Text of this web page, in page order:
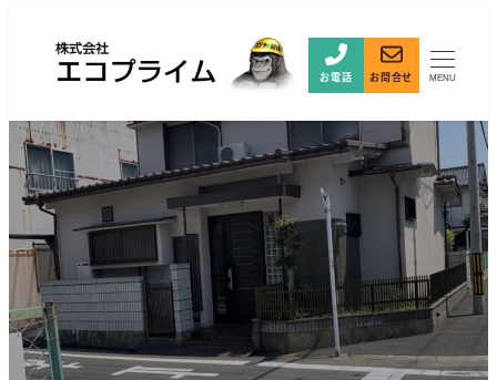
お電話 お問合せ MENU